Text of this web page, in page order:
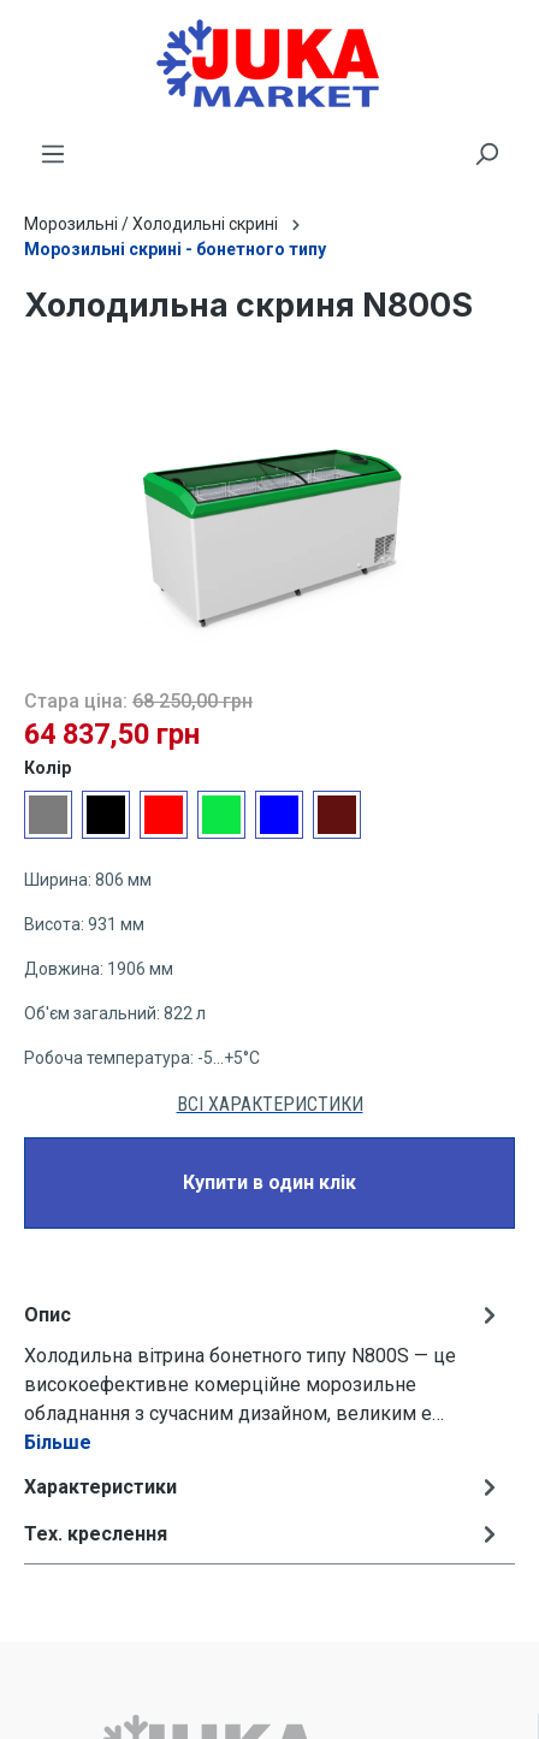
Морозильні / Холодильні скрині
Морозильні скрині - бонетного типу
Холодильна скриня N800S
Стара ціна: 68 250,00 грн
64 837,50 грн
Виберіть
Колір
Ширина: 806 мм
Висота: 931 мм
Довжина: 1906 мм
Об'єм загальний: 822 л
Робоча температура: -5...+5°C
ВСІ ХАРАКТЕРИСТИКИ
Купити в один клік
Опис
Холодильна вітрина бонетного типу N800S — це
високоефективне комерційне морозильне
обладнання з сучасним дизайном, великим е…
Більше
Характеристики
Тех. креслення